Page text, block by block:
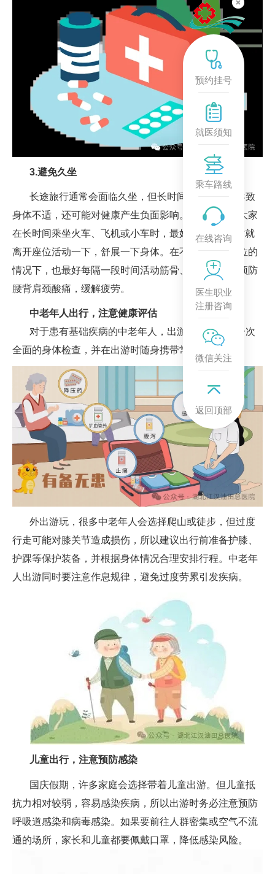
3.避免久坐
长途旅行通常会面临久坐，但长时间不动不仅会导致
身体不适，还可能对健康产生负面影响。因此，建议大家
在长时间乘坐火车、飞机或小车时，最好每隔1~2小时就
离开座位活动一下，舒展一下身体。在不允许离开座位的
情况下，也最好每隔一段时间活动筋骨、舒展四肢，预防
腰背肩颈酸痛，缓解疲劳。
中老年人出行，注意健康评估
对于患有基础疾病的中老年人，出游前建议进行一次
全面的身体检查，并在出游时随身携带常用药品。
外出游玩，很多中老年人会选择爬山或徒步，但过度
行走可能对膝关节造成损伤，所以建议出行前准备护膝、
护踝等保护装备，并根据身体情况合理安排行程。中老年
人出游同时要注意作息规律，避免过度劳累引发疾病。
儿童出行，注意预防感染
国庆假期，许多家庭会选择带着儿童出游。但儿童抵
抗力相对较弱，容易感染疾病，所以出游时务必注意预防
呼吸道感染和病毒感染。如果要前往人群密集或空气不流
通的场所，家长和儿童都要佩戴口罩，降低感染风险。
预约挂号
就医须知
乘车路线
在线咨询
医生职业
注册咨询
微信关注
返回顶部